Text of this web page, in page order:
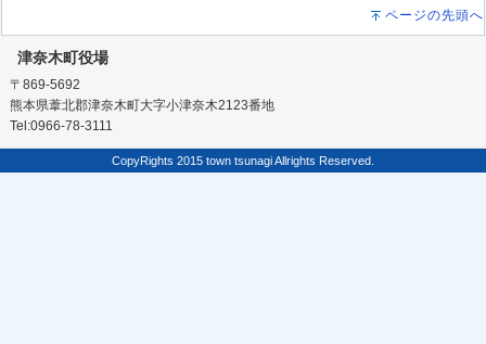
ページの先頭へ
津奈木町役場
〒869-5692
熊本県葦北郡津奈木町大字小津奈木2123番地
Tel:0966-78-3111
CopyRights 2015 town tsunagi Allrights Reserved.